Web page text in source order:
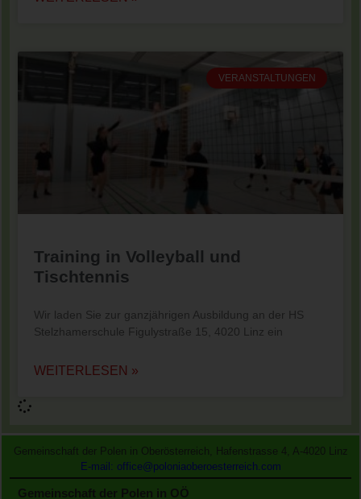
VERANSTALTUNGEN
Training in Volleyball und
Tischtennis
Wir laden Sie zur ganzjährigen Ausbildung an der HS
Stelzhamerschule Figulystraße 15, 4020 Linz ein
WEITERLESEN »
Gemeinschaft der Polen in Oberösterreich, Hafenstrasse 4, A-4020 Linz
E-mail: office@poloniaoberoesterreich.com
Gemeinschaft der Polen in OÖ